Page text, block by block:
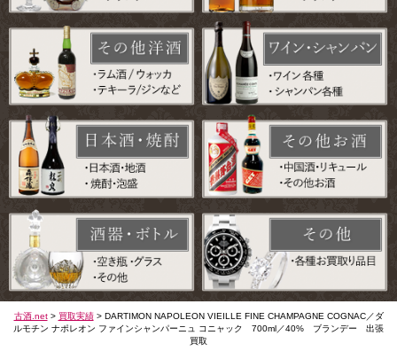
古酒.net> 買取実績> DARTIMON NAPOLEON VIEILLE FINE CHAMPAGNE COGNAC／ダ
ルモチン ナポレオン ファインシャンパーニュ コニャック 700ml／40% ブランデー 出張
買取